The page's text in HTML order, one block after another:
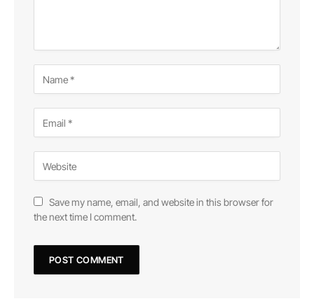
Save my name, email, and website in this browser for
the next time I comment.